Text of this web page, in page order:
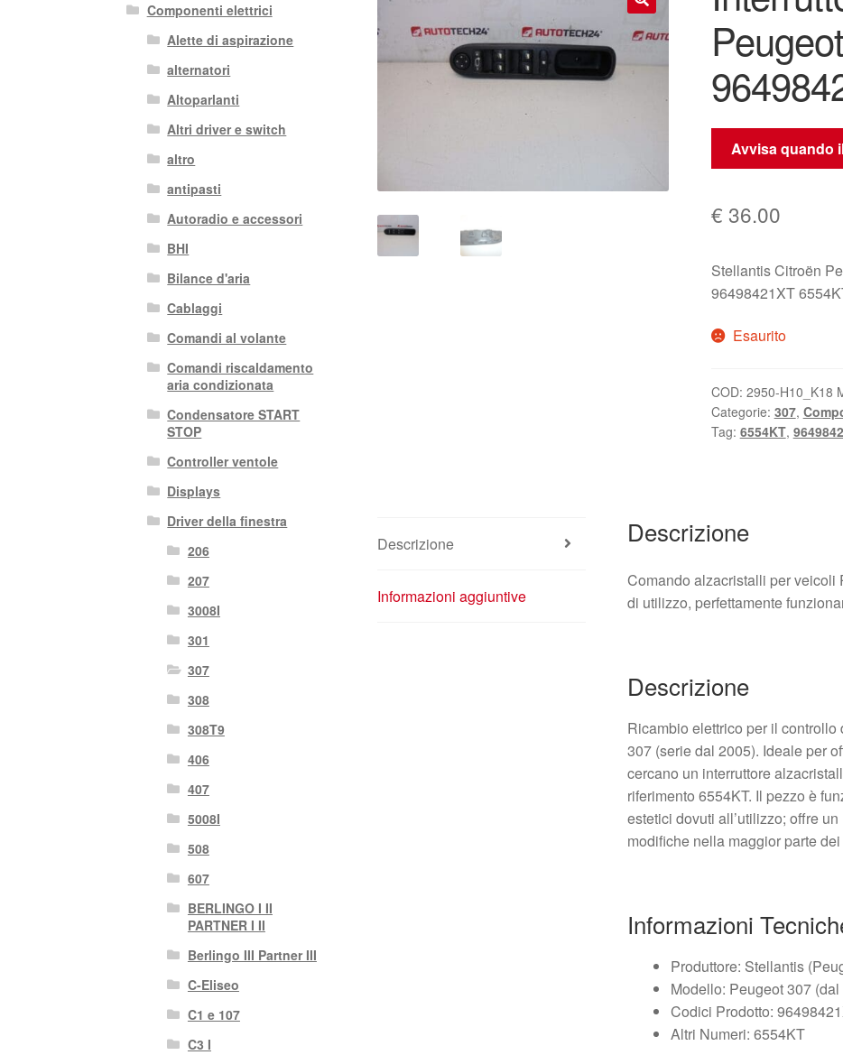
🔍
Avvisa quando
€ 36.00
Stellantis Citroën
96498421XT
Esaurito
COD: 2950-H10_K18
Categorie: 307,
Tag: 6554KT,
Descrizione
Informazioni aggiuntive
Descrizione
Comando alzacristalli per veicoli
di utilizzo, perfettamente
Descrizione
Ricambio elettrico per il
307 (serie dal 2005). Ideale per
cercano un interruttore
riferimento 6554KT. Il pezzo è
estetici dovuti all’utilizzo; offre
modifiche nella maggior parte
Informazioni
Produttore: Stellantis
Modello: Peugeot 307 (dal
Codici Prodotto:
Altri Numeri: 6554KT
Componenti elettrici
Alette di aspirazione
alternatori
Altoparlanti
Altri driver e switch
altro
antipasti
Autoradio e accessori
BHI
Bilance d'aria
Cablaggi
Comandi al volante
Comandi riscaldamento
aria condizionata
Condensatore START
STOP
Controller ventole
Displays
Driver della finestra
206
207
3008I
301
307
308
308T9
406
407
5008I
508
607
BERLINGO I II
PARTNER I II
Berlingo III Partner III
C-Eliseo
C1 e 107
C3 I